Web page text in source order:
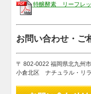
特醸酵素 リーフレッ
お問い合わせ・ご
〒 802-0022 福岡県北九州
小倉北区 ナチュラル・リ